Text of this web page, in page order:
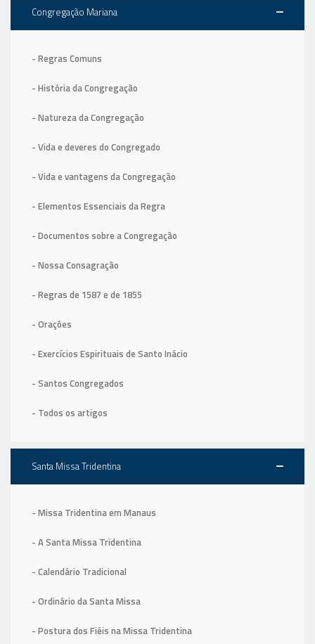
Congregação Mariana
- Regras Comuns
- História da Congregação
- Natureza da Congregação
- Vida e deveres do Congregado
- Vida e vantagens da Congregação
- Elementos Essenciais da Regra
- Documentos sobre a Congregação
- Nossa Consagração
- Regras de 1587 e de 1855
- Orações
- Exercícios Espirituais de Santo Inácio
- Santos Congregados
- Todos os artigos
Santa Missa Tridentina
- Missa Tridentina em Manaus
- A Santa Missa Tridentina
- Calendário Tradicional
- Ordinário da Santa Missa
- Postura dos Fiéis na Missa Tridentina